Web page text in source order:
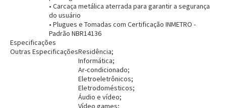
• Carcaça metálica aterrada para garantir a segurança
do usuário
• Plugues e Tomadas com Certificação INMETRO -
Padrão NBR14136
Especificações
Outras EspecificaçõesResidência;
Informática;
Ar-condicionado;
Eletroeletrônicos;
Eletrodomésticos;
Áudio e vídeo;
Vídeo games;